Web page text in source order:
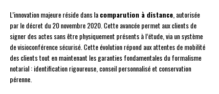
L’innovation majeure réside dans lacomparution à distance, autorisée
par le décret du 20 novembre 2020. Cette avancée permet aux clients de
signer des actes sans être physiquement présents à l’étude, via un système
de visioconférence sécurisé. Cette évolution répond aux attentes de mobilité
des clients tout en maintenant les garanties fondamentales du formalisme
notarial : identification rigoureuse, conseil personnalisé et conservation
pérenne.